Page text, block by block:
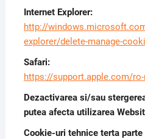
Internet Explorer:
http://
explorer/delete-manage-
Safari:
https://support.apple.com/
Dezactivarea si/sau
putea afecta utilizarea
Cookie-uri tehnice terta parte